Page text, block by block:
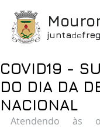
juntade
COVID19 -
DO DIA DA
NACIONAL
Atendendo às